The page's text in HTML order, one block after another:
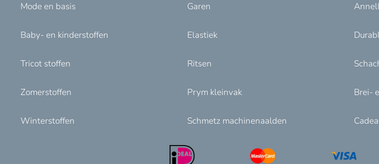
Mode en basis
Baby- en kinderstoffen
Tricot stoffen
Zomerstoffen
Winterstoffen
Garen
Elastiek
Ritsen
Prym kleinvak
Schmetz machinenaalden
Brei-